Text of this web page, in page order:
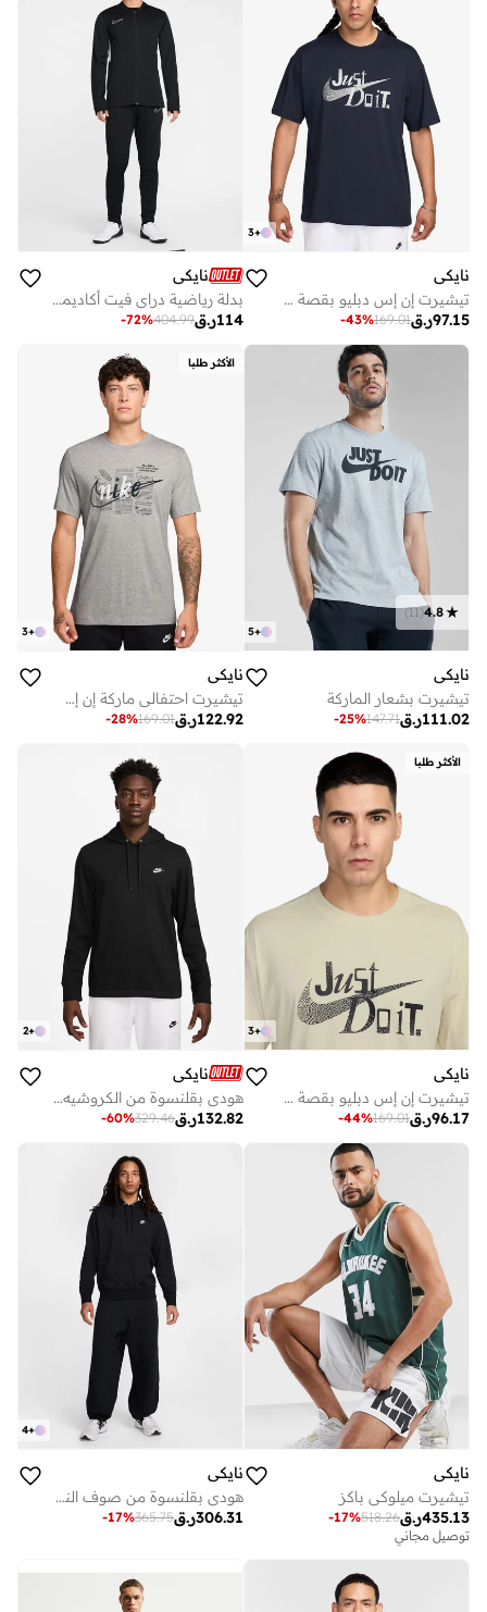
+
3
نايكي
تيشيرت إن إس دبليو بقصة فضفاضة
ر.ق97.15
169.01
-43%
نايكي
بدلة رياضية دراي فيت أكاديمي 25
ر.ق114
404.99
-72%
+
5
4.8
(
11
)
نايكي
تيشيرت بشعار الماركة
ر.ق111.02
147.71
-25%
الأكثر طلبا
+
3
نايكي
تيشيرت احتفالي ماركة إن إس دبليو ستاندرد
ر.ق122.92
169.01
-28%
الأكثر طلبا
+
3
نايكي
تيشيرت إن إس دبليو بقصة فضفاضة
ر.ق96.17
169.01
-44%
+
2
نايكي
هودي بقلنسوة من الكروشيه للنادي
ر.ق132.82
329.46
-60%
نايكي
تيشيرت ميلوكي باكز
ر.ق435.13
518.26
-17%
توصيل مجاني
+
4
نايكي
هودي بقلنسوة من صوف النادي
ر.ق306.31
365.75
-17%